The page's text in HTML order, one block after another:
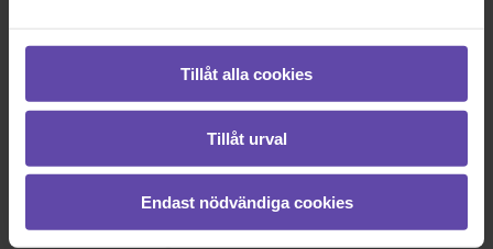
Tillåt alla cookies
Tillåt urval
Endast nödvändiga cookies
Fredrik Aldmo, Senior jurist fastighetsrätt
Boka tid med jurist